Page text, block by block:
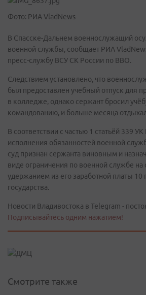
Фото: РИА VladNews
В Спасске-Дальнем военнослужащий
военной службы, сообщает РИА
пресс-службу ВСУ СК России по ВВО.
Следствием установлено, что
был предоставлен учебный отпуск для
в колледже, однако сержант бросил
командованию, и больше месяца
В соответствии с частью 1 статьёй 339
исполнения обязанностей военной
суд признан сержанта виновным и
виде ограничения по военной службе на
удержанием из его заработной платы 10
государства.
Новости Владивостока в Telegram -
Подписывайтесь одним нажатием!
Смотрите также